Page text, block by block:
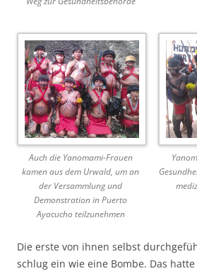
Auch die Yanomami-Frauen
kamen aus dem Urwald, um an
der Versammlung und
Demonstration in Puerto
Ayacucho teilzunehmen
Die erste von ihnen selbst
schlug ein wie eine Bombe. Das